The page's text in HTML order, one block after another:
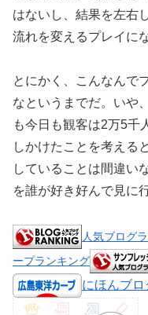
はないし、結果を左右
流れを変えるプレイに
とにかく、こんなんで
なというまでだ。いや
も今日も観客は2万5千
しかけたことを考える
していることは間違い
を誰が好き好んで見に
人気ブログ
ープランキング
にほんブロ